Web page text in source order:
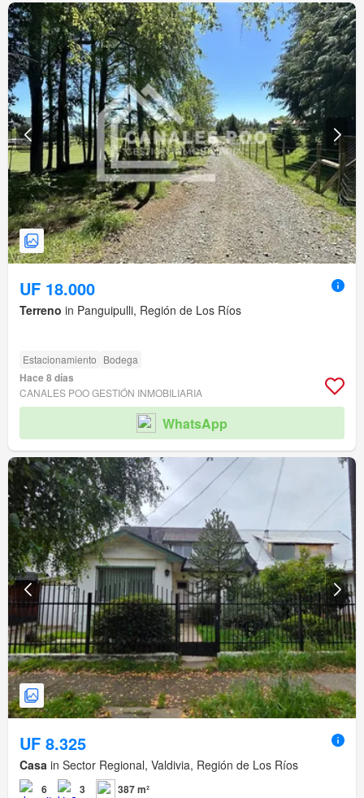
UF 18.000
Terreno in Panguipulli, Región de Los Ríos
Estacionamiento Bodega
Hace 8 días
CANALES POO GESTIÓN INMOBILIARIA
WhatsApp
UF 8.325
Casa in Sector Regional, Valdivia, Región de Los Ríos
6 3 387 m²